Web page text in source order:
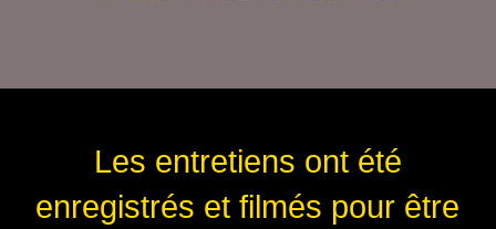
Les entretiens ont été
enregistrés et filmés pour être